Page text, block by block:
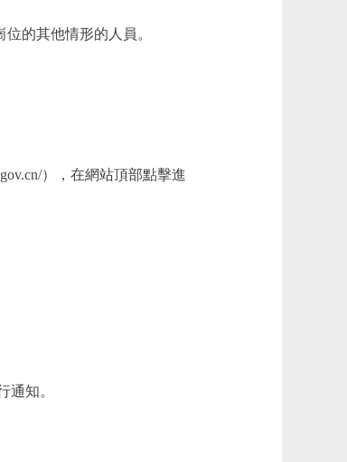
的其他情形的人員。
），在網站頂部點擊進
知。